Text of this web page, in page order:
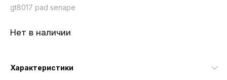
gt8017 pad senape
Нет в наличии
Характеристики